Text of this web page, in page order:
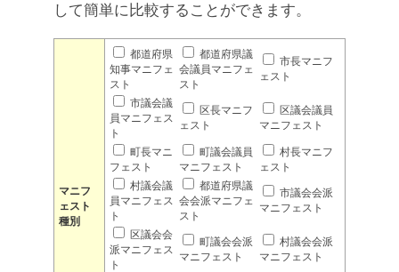
して簡単に比較することができます。
マニフ
ェスト
種別
都道府県
知事マニフェ
スト
都道府県議
会議員マニフェ
スト
市長マニフ
ェスト
市議会議
員マニフェス
ト
区長マニフ
ェスト
区議会議員
マニフェスト
町長マニ
フェスト
町議会議員
マニフェスト
村長マニフ
ェスト
村議会議
員マニフェス
ト
都道府県議
会会派マニフェ
スト
市議会会派
マニフェスト
区議会会
派マニフェス
ト
町議会会派
マニフェスト
村議会会派
マニフェスト